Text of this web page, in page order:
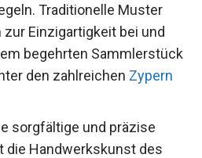
Traditionelle Muster
zur Einzigartigkeit bei und
begehrten Sammlerstück
den zahlreichen Zypern
sorgfältige und präzise
die Handwerkskunst des